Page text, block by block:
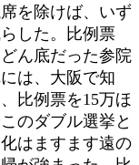
を除けば、いず
した。比例票
ん底だった参院
は、大阪で知
比例票を15万ほ
のダブル選挙と
はますます遠の